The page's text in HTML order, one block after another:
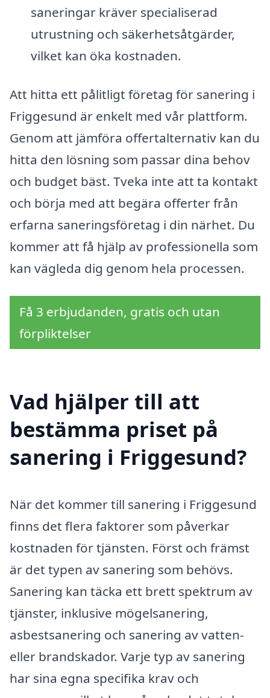
saneringar kräver specialiserad
utrustning och säkerhetsåtgärder,
vilket kan öka kostnaden.
Att hitta ett pålitligt företag för sanering i
Friggesund är enkelt med vår plattform.
Genom att jämföra offertalternativ kan du
hitta den lösning som passar dina behov
och budget bäst. Tveka inte att ta kontakt
och börja med att begära offerter från
erfarna saneringsföretag i din närhet. Du
kommer att få hjälp av professionella som
kan vägleda dig genom hela processen.
Få 3 erbjudanden, gratis och utan
förpliktelser
Vad hjälper till att
bestämma priset på
sanering i Friggesund?
När det kommer till sanering i Friggesund
finns det flera faktorer som påverkar
kostnaden för tjänsten. Först och främst
är det typen av sanering som behövs.
Sanering kan täcka ett brett spektrum av
tjänster, inklusive mögelsanering,
asbestsanering och sanering av vatten-
eller brandskador. Varje typ av sanering
har sina egna specifika krav och